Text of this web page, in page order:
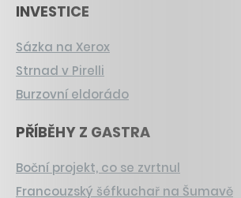
INVESTICE
Sázka na Xerox
Strnad v Pirelli
Burzovní eldorádo
PŘÍBĚHY Z GASTRA
Boční projekt, co se zvrtnul
Francouzský šéfkuchař na Šumavě